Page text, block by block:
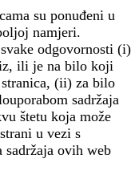
su ponuđeni u
namjeri.
odgovornosti (i)
ili je na bilo koji
(ii) za bilo
sadržaja
štetu koja može
u vezi s
ovih web